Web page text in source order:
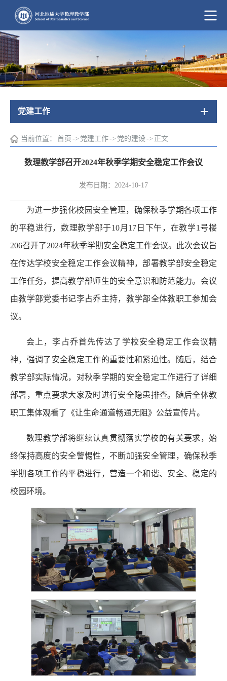
党建工作
当前位置： 首页 -> 党建工作-> 党的建设-> 正文
数理教学部召开2024年秋季学期安全稳定工作会议
发布日期：2024-10-17
为进一步强化校园安全管理，确保秋季学期各项工作
的平稳进行，数理教学部于10月17日下午，在教学1号楼
206召开了2024年秋季学期安全稳定工作会议。此次会议旨
在传达学校安全稳定工作会议精神，部署教学部安全稳定
工作任务，提高教学部师生的安全意识和防范能力。会议
由教学部党委书记李占乔主持，教学部全体教职工参加会
议。
会上，李占乔首先传达了学校安全稳定工作会议精
神，强调了安全稳定工作的重要性和紧迫性。随后，结合
教学部实际情况，对秋季学期的安全稳定工作进行了详细
部署，重点要求大家及时进行安全隐患排查。随后全体教
职工集体观看了《让生命通道畅通无阻》公益宣传片。
数理教学部将继续认真贯彻落实学校的有关要求，始
终保持高度的安全警惕性，不断加强安全管理，确保秋季
学期各项工作的平稳进行，营造一个和谐、安全、稳定的
校园环境。